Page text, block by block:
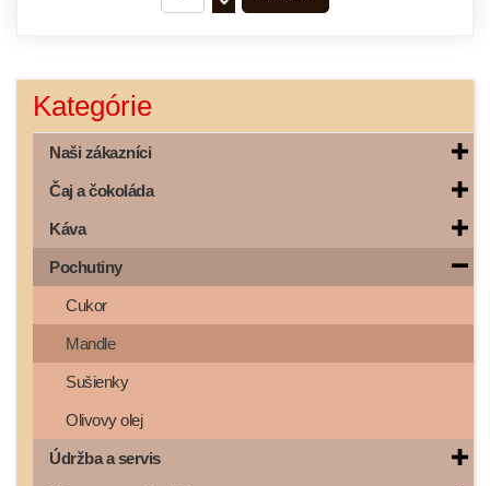
Kategórie
Naši zákazníci
Čaj a čokoláda
Káva
Pochutiny
Cukor
Mandle
Sušienky
Olivovy olej
Údržba a servis